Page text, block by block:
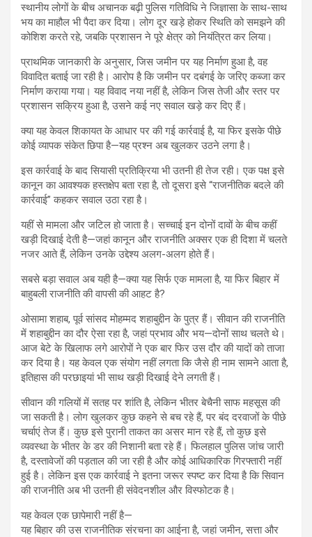
स्थानीय लोगों के बीच अचानक बढ़ी पुलिस गतिविधि ने जिज्ञासा के साथ-साथ
भय का माहौल भी पैदा कर दिया। लोग दूर खड़े होकर स्थिति को समझने की
कोशिश करते रहे, जबकि प्रशासन ने पूरे क्षेत्र को नियंत्रित कर लिया।
प्राथमिक जानकारी के अनुसार, जिस जमीन पर यह निर्माण हुआ है, वह
विवादित बताई जा रही है। आरोप है कि जमीन पर दबंगई के जरिए कब्जा कर
निर्माण कराया गया। यह विवाद नया नहीं है, लेकिन जिस तेजी और स्तर पर
प्रशासन सक्रिय हुआ है, उसने कई नए सवाल खड़े कर दिए हैं।
क्या यह केवल शिकायत के आधार पर की गई कार्रवाई है, या फिर इसके पीछे
कोई व्यापक संकेत छिपा है—यह प्रश्न अब खुलकर उठने लगा है।
इस कार्रवाई के बाद सियासी प्रतिक्रिया भी उतनी ही तेज रही। एक पक्ष इसे
कानून का आवश्यक हस्तक्षेप बता रहा है, तो दूसरा इसे “राजनीतिक बदले की
कार्रवाई” कहकर सवाल उठा रहा है।
यहीं से मामला और जटिल हो जाता है। सच्चाई इन दोनों दावों के बीच कहीं
खड़ी दिखाई देती है—जहां कानून और राजनीति अक्सर एक ही दिशा में चलते
नजर आते हैं, लेकिन उनके उद्देश्य अलग-अलग होते हैं।
सबसे बड़ा सवाल अब यही है—क्या यह सिर्फ एक मामला है, या फिर बिहार में
बाहुबली राजनीति की वापसी की आहट है?
ओसामा शहाब, पूर्व सांसद मोहम्मद शहाबुद्दीन के पुत्र हैं। सीवान की राजनीति
में शहाबुद्दीन का दौर ऐसा रहा है, जहां प्रभाव और भय—दोनों साथ चलते थे।
आज बेटे के खिलाफ लगे आरोपों ने एक बार फिर उस दौर की यादों को ताजा
कर दिया है। यह केवल एक संयोग नहीं लगता कि जैसे ही नाम सामने आता है,
इतिहास की परछाइयां भी साथ खड़ी दिखाई देने लगती हैं।
सीवान की गलियों में सतह पर शांति है, लेकिन भीतर बेचैनी साफ महसूस की
जा सकती है। लोग खुलकर कुछ कहने से बच रहे हैं, पर बंद दरवाजों के पीछे
चर्चाएं तेज हैं। कुछ इसे पुरानी ताकत का असर मान रहे हैं, तो कुछ इसे
व्यवस्था के भीतर के डर की निशानी बता रहे हैं। फिलहाल पुलिस जांच जारी
है, दस्तावेजों की पड़ताल की जा रही है और कोई आधिकारिक गिरफ्तारी नहीं
हुई है। लेकिन इस एक कार्रवाई ने इतना जरूर स्पष्ट कर दिया है कि सिवान
की राजनीति अब भी उतनी ही संवेदनशील और विस्फोटक है।
यह केवल एक छापेमारी नहीं है—
यह बिहार की उस राजनीतिक संरचना का आईना है, जहां जमीन, सत्ता और